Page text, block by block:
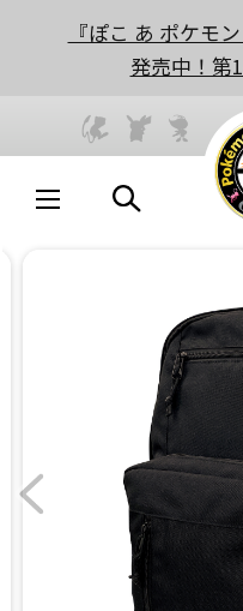
『ぽこ あ ポケモ
発売中！第